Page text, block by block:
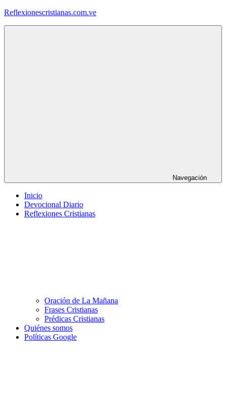
Saltar
Reflexionescristianas.com.ve
Navegación
Inicio
Devocional Diario
Reflexiones Cristianas
Oración de La Mañana
Frases Cristianas
Prédicas Cristianas
Quiénes somos
Políticas Google